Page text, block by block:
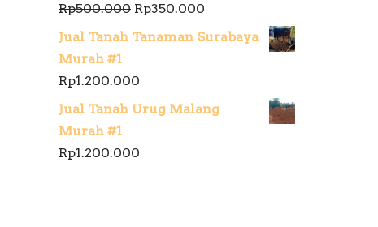
Dinilai5.00
Rp500.000 Rp350.000
Jual Tanah Tanaman Surabaya
Murah #1
Rp1.200.000
Jual Tanah Urug Malang
Murah #1
Rp1.200.000